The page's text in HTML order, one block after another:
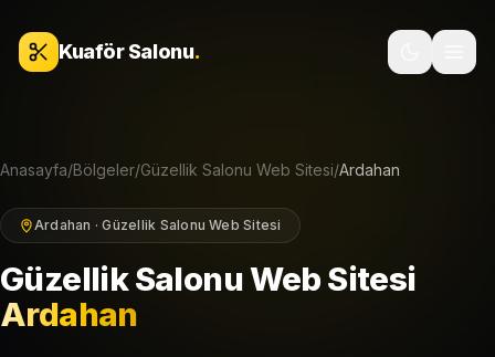
Kuaför Salonu.
Anasayfa/Bölgeler/Güzellik Salonu Web Sitesi/Ardahan
Ardahan · Güzellik Salonu Web Sitesi
Güzellik Salonu Web Sitesi
Ardahan